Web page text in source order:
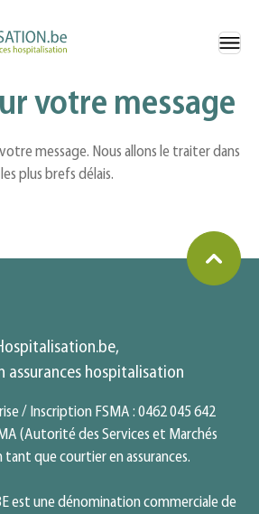
votre message
message. Nous allons le traiter dans
les plus brefs délais.
assurances hospitalisation
/ Inscription FSMA : 0462 045 642
(Autorité des Services et Marchés
tant que courtier en assurances.
est une dénomination commerciale de